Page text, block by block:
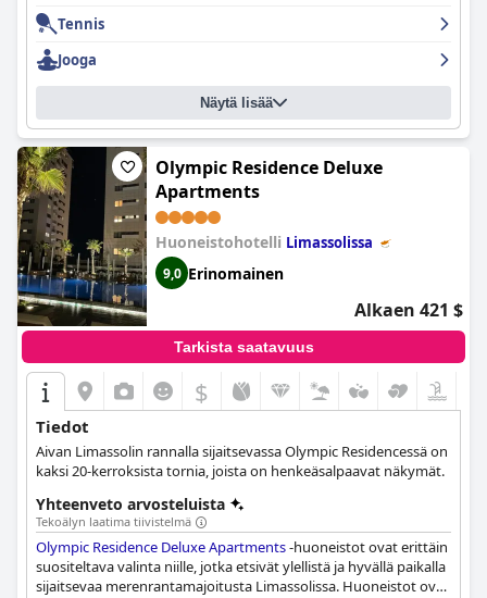
Tennis
Jooga
Näytä lisää
Olympic Residence Deluxe
Apartments
Huoneistohotelli Limassolissa
9,0 Erinomainen
Alkaen 421 $
Tarkista saatavuus
$
Tiedot
Aivan Limassolin rannalla sijaitsevassa Olympic Residencessä on
kaksi 20-kerroksista tornia, joista on henkeäsalpaavat näkymät.
Yhteenveto arvosteluista
Tekoälyn laatima tiivistelmä
Olympic Residence Deluxe Apartments-huoneistot ovat erittäin
suositeltava valinta niille, jotka etsivät ylellistä ja hyvällä paikalla
sijaitsevaa merenrantamajoitusta Limassolissa. Huoneistot ovat